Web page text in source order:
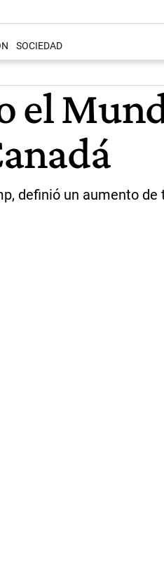
SOCIEDAD
el
definió un aumento